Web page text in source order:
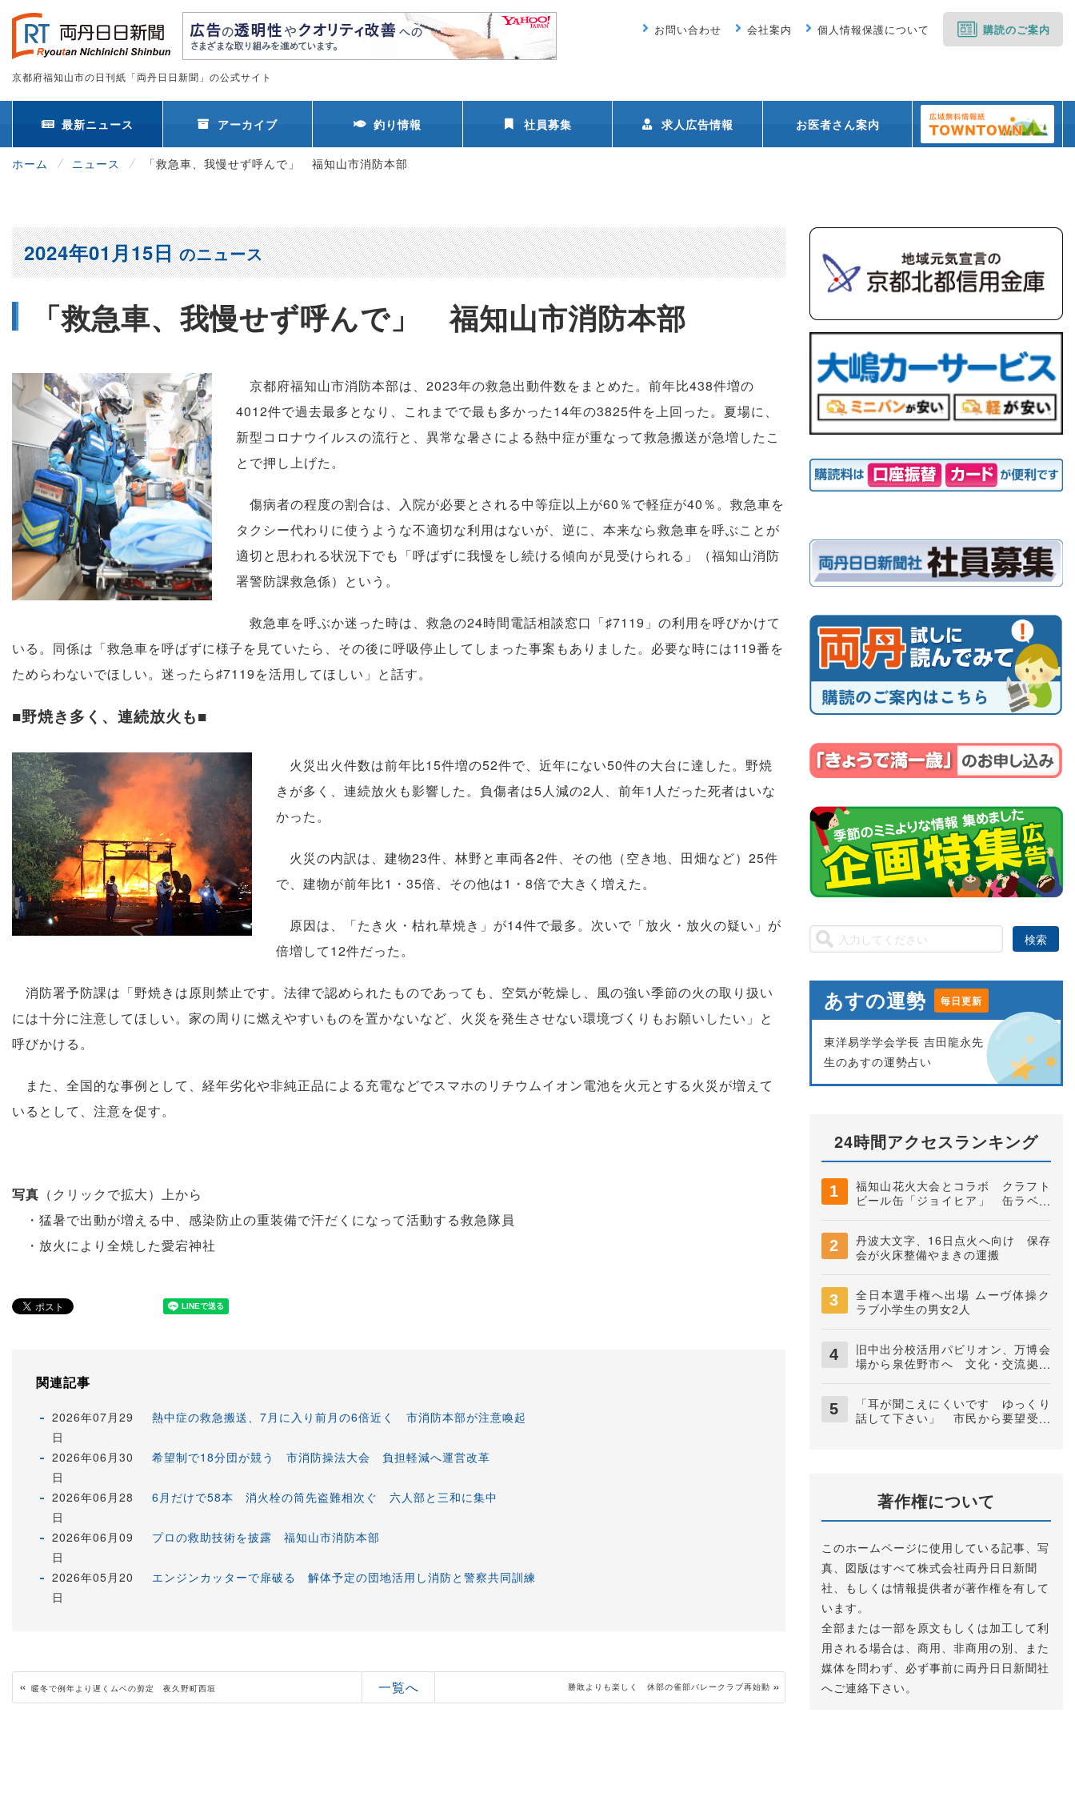
京都府福知山市の日刊紙「両丹日日新聞」の公式サイト
お問い合わせ 会社案内 個人情報保護について 購読のご案内
最新ニュース アーカイブ 釣り情報 社員募集 求人広告情報 お医者さん案内
ホーム ニュース 「救急車、我慢せず呼んで」 福知山市消防本部
「救急車、我慢せず呼んで」 福知山市消防本部
2024年01月15日のニュース
京都府福知山市消防本部は、2023年の救急出動件数をまとめた。前年比438件増の
4012件で過去最多となり、これまでで最も多かった14年の3825件を上回った。夏場に、
新型コロナウイルスの流行と、異常な暑さによる熱中症が重なって救急搬送が急増したこ
とで押し上げた。
傷病者の程度の割合は、入院が必要とされる中等症以上が60％で軽症が40％。救急車を
タクシー代わりに使うような不適切な利用はないが、逆に、本来なら救急車を呼ぶことが
適切と思われる状況下でも「呼ばずに我慢をし続ける傾向が見受けられる」（福知山消防
署警防課救急係）という。
救急車を呼ぶか迷った時は、救急の24時間電話相談窓口「♯7119」の利用を呼びかけて
いる。同係は「救急車を呼ばずに様子を見ていたら、その後に呼吸停止してしまった事案もありました。必要な時には119番を
ためらわないでほしい。迷ったら♯7119を活用してほしい」と話す。
■野焼き多く、連続放火も■
火災出火件数は前年比15件増の52件で、近年にない50件の大台に達した。野焼
きが多く、連続放火も影響した。負傷者は5人減の2人、前年1人だった死者はいな
かった。
火災の内訳は、建物23件、林野と車両各2件、その他（空き地、田畑など）25件
で、建物が前年比1・35倍、その他は1・8倍で大きく増えた。
原因は、「たき火・枯れ草焼き」が14件で最多。次いで「放火・放火の疑い」が
倍増して12件だった。
消防署予防課は「野焼きは原則禁止です。法律で認められたものであっても、空気が乾燥し、風の強い季節の火の取り扱い
には十分に注意してほしい。家の周りに燃えやすいものを置かないなど、火災を発生させない環境づくりもお願いしたい」と
呼びかける。
また、全国的な事例として、経年劣化や非純正品による充電などでスマホのリチウムイオン電池を火元とする火災が増えて
いるとして、注意を促す。
写真 （クリックで拡大）上から
・猛暑で出動が増える中、感染防止の重装備で汗だくになって活動する救急隊員
・放火により全焼した愛宕神社
関連記事
2026年07月29
日
熱中症の救急搬送、7月に入り前月の6倍近く 市消防本部が注意喚起
2026年06月30
日
希望制で18分団が競う 市消防操法大会 負担軽減へ運営改革
2026年06月28
日
6月だけで58本 消火栓の筒先盗難相次ぐ 六人部と三和に集中
2026年06月09
日
プロの救助技術を披露 福知山市消防本部
2026年05月20
日
エンジンカッターで扉破る 解体予定の団地活用し消防と警察共同訓練
« 暖冬で例年より遅くムベの剪定 夜久野町西垣 一覧へ 勝敗よりも楽しく 休部の雀部バレークラブ再始動
あすの運勢 毎日更新
東洋易学学会学長 吉田龍永先
生のあすの運勢占い
24時間アクセスランキング
福知山花火大会とコラボ クラフト
ビール缶「ジョイヒア」 缶ラベル
丹波大文字、16日点火へ向け 保存
会が火床整備やまきの運搬
全日本選手権へ出場 ムーヴ体操ク
ラブ小学生の男女2人
旧中出分校活用パビリオン、万博会
場から泉佐野市へ 文化・交流拠点
「耳が聞こえにくいです ゆっくり
話して下さい」 市民から要望受け
著作権について
このホームページに使用している記事、写
真、図版はすべて株式会社両丹日日新聞
社、もしくは情報提供者が著作権を有して
います。
全部または一部を原文もしくは加工して利
用される場合は、商用、非商用の別、また
媒体を問わず、必ず事前に両丹日日新聞社
へご連絡下さい。